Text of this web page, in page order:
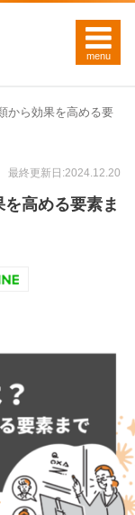
から効果を高める要
最終更新日:2024.12.20
高める要素ま